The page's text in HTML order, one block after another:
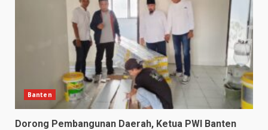
Banten
Dorong Pembangunan Daerah, Ketua PWI Banten